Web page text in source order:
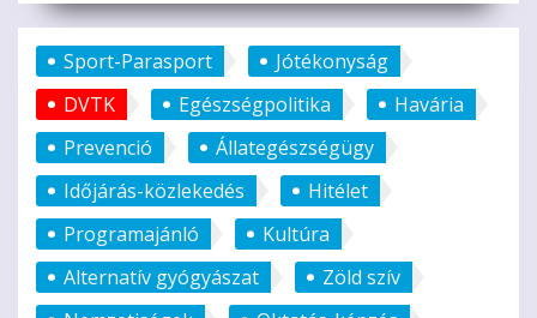
Sport-Parasport
Jótékonyság
DVTK
Egészségpolitika
Havária
Prevenció
Állategészségügy
Időjárás-közlekedés
Hitélet
Programajánló
Kultúra
Alternatív gyógyászat
Zöld szív